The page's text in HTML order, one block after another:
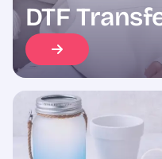
DTF